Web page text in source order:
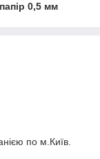
0,5 мм
по м.Київ.